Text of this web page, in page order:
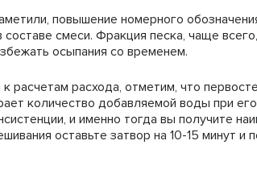
повышение номерного
смеси. Фракция песка, чаще
осыпания со временем.
расчетам расхода, отметим, что
количество добавляемой воды при
и именно тогда вы получите
оставьте затвор на 10-15 минут